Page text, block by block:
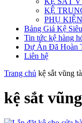
KỆ
PHỤ
Bảng Giá Kệ
Tin tức kệ hàng
Dự Án Đã Hoàn
Liên hệ
Trang chủ kệ sắt vũng
kệ sắt